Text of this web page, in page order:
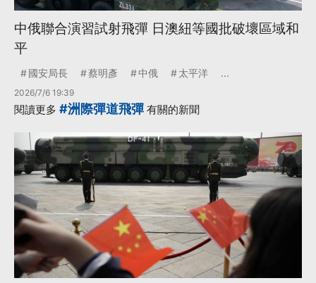
中俄聯合演習試射飛彈 日澳紐等國批破壞區域和
平
國安局長 蔡明彥 中俄 太平洋 ...
2026/7/6 19:39
閱讀更多 #洲際彈道飛彈 有關的新聞